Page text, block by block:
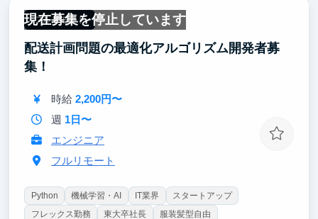
現在募集を停止しています
フルリモート
配送計画問題の最適化アルゴリズム開発者募
集！
時給 2,200円〜
週 1日〜
エンジニア
フルリモート
Python 機械学習・AI IT業界
スタートアップ
フレックス勤務
東大卒社長 服装髪型自由